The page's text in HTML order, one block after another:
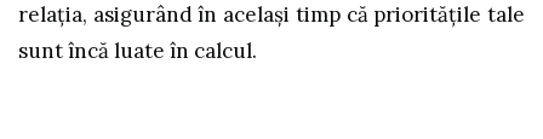
relația, asigurând în același timp că prioritățile tale
sunt încă luate în calcul.